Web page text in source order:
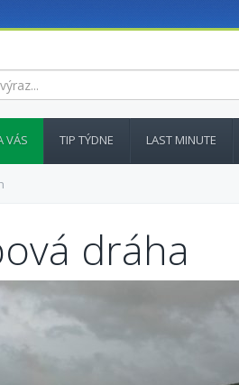
VÁS TIP TÝDNE LAST MINUTE
dráha